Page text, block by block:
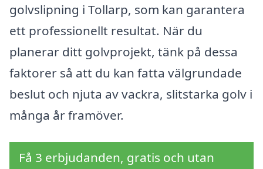
golvslipning i Tollarp, som kan garantera
ett professionellt resultat. När du
planerar ditt golvprojekt, tänk på dessa
faktorer så att du kan fatta välgrundade
beslut och njuta av vackra, slitstarka golv i
många år framöver.
Få 3 erbjudanden, gratis och utan